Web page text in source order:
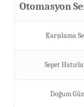
Otomasyon
Karşılama
Sepet
Doğum